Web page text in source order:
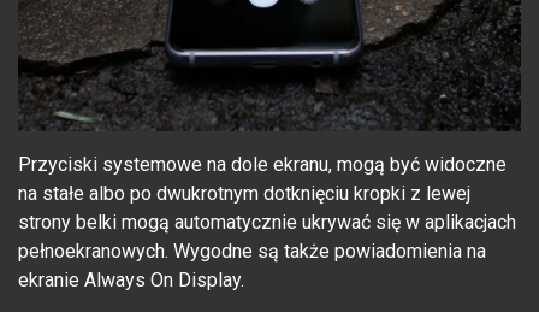
Przyciski systemowe na dole ekranu, mogą być widoczne
na stałe albo po dwukrotnym dotknięciu kropki z lewej
strony belki mogą automatycznie ukrywać się w aplikacjach
pełnoekranowych. Wygodne są także powiadomienia na
ekranie Always On Display.